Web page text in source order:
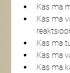
Kas ma
Kas ma
Kas ma
Kas ma
Kas ma